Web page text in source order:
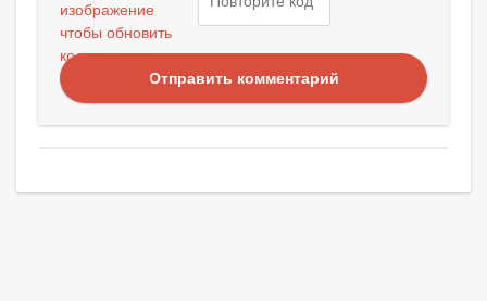
Отправить комментарий